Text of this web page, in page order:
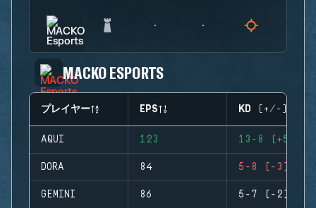
MACKO ESPORTS
プレイヤー EPS KD (+/-)
AQUI 123 13-8 (+5)
DORA 84 5-8 (-3)
GEMINI 86 5-7 (-2)